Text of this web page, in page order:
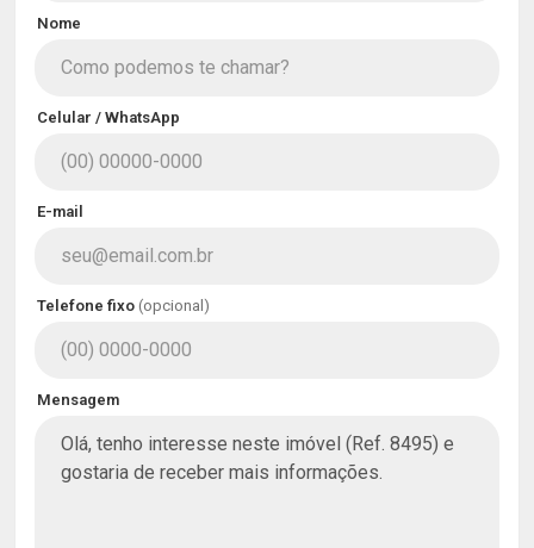
Nome
Celular / WhatsApp
E-mail
Telefone fixo (opcional)
Mensagem